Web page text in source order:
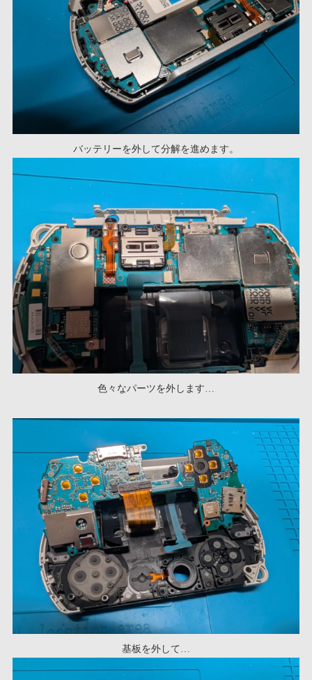
バッテリーを外して分解を進めます。
色々なパーツを外します…
基板を外して…